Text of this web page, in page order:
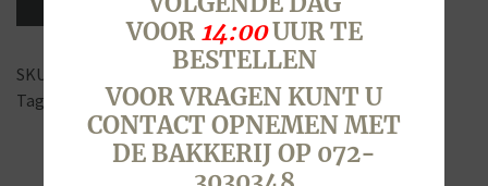
SKU: Categorieën:Taart vanaf 12 personen
Tags:
slagroom ,taart,traktatie,verjaardag
VOOR 14:00UUR TE
BESTELLEN
VOOR VRAGEN KUNT U
CONTACT OPNEMEN MET
DE BAKKERIJ OP 072-